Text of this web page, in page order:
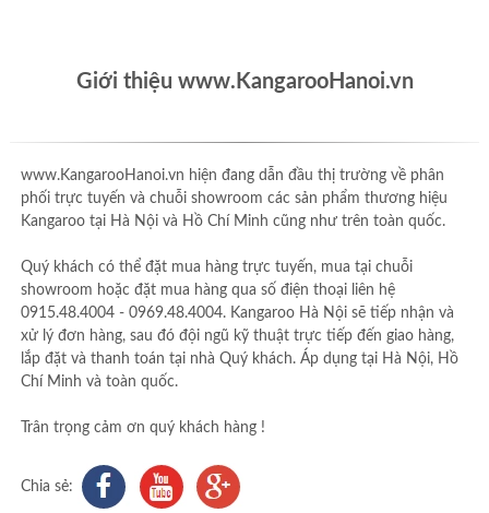
Giới thiệu www.KangarooHanoi.vn
www.KangarooHanoi.vn hiện đang dẫn đầu thị trường về phân
phối trực tuyến và chuỗi showroom các sản phẩm thương hiệu
Kangaroo tại Hà Nội và Hồ Chí Minh cũng như trên toàn quốc.
Quý khách có thể đặt mua hàng trực tuyến, mua tại chuỗi
showroom hoặc đặt mua hàng qua số điện thoại liên hệ
0915.48.4004 - 0969.48.4004. Kangaroo Hà Nội sẽ tiếp nhận và
xử lý đơn hàng, sau đó đội ngũ kỹ thuật trực tiếp đến giao hàng,
lắp đặt và thanh toán tại nhà Quý khách. Áp dụng tại Hà Nội, Hồ
Chí Minh và toàn quốc.
Trân trọng cảm ơn quý khách hàng !
Chia sẻ: